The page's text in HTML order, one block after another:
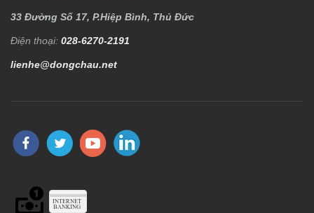
33 Đường Số 17, P.Hiệp Bình, Thủ Đức
Điện thoại: 028-6270-2191
lienhe@dongchau.net